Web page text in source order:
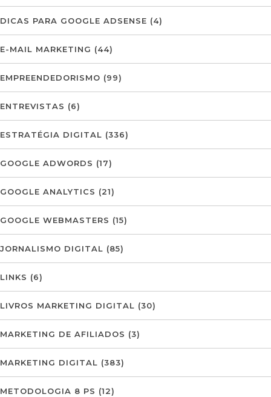
DICAS PARA GOOGLE ADSENSE (4)
E-MAIL MARKETING (44)
EMPREENDEDORISMO (99)
ENTREVISTAS (6)
ESTRATÉGIA DIGITAL (336)
GOOGLE ADWORDS (17)
GOOGLE ANALYTICS (21)
GOOGLE WEBMASTERS (15)
JORNALISMO DIGITAL (85)
LINKS (6)
LIVROS MARKETING DIGITAL (30)
MARKETING DE AFILIADOS (3)
MARKETING DIGITAL (383)
METODOLOGIA 8 PS (12)